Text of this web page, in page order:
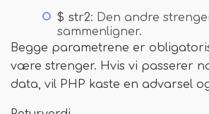
$ str2: Den andre
sammenligner.
Begge parametrene er
være strenger. Hvis vi passerer
data, vil PHP kaste en advarsel